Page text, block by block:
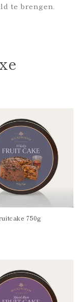
te brengen.
750g